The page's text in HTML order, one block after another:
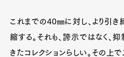
これまでの40㎜に対し、より引
縮する。それも、誇示ではなく、
きたコレクションらしい。その上